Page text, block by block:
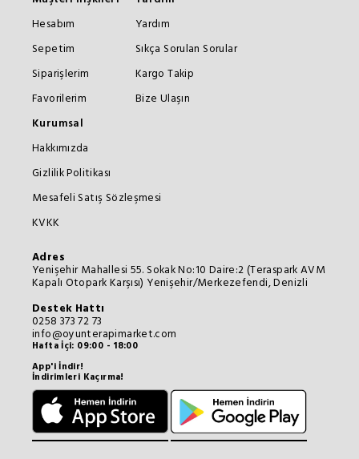
Hesabım
Sepetim
Siparişlerim
Favorilerim
Yardım
Sıkça Sorulan Sorular
Kargo Takip
Bize Ulaşın
Kurumsal
Hakkımızda
Gizlilik Politikası
Mesafeli Satış Sözleşmesi
KVKK
Adres
Yenişehir Mahallesi 55. Sokak No:10 Daire:2 (Teraspark AVM
Kapalı Otopark Karşısı) Yenişehir/Merkezefendi, Denizli
Destek Hattı
0258 373 72 73
info@oyunterapimarket.com
Hafta İçi: 09:00 - 18:00
App'i İndir!
İndirimleri Kaçırma!